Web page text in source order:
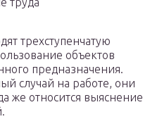
трехступенчатую
объектов
предназначения.
случай на работе, они
же относится выяснение